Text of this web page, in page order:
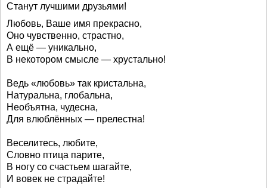
Станут лучшими друзьями!
Любовь, Ваше имя прекрасно,
Оно чувственно, страстно,
А ещё — уникально,
В некотором смысле — хрустально!
Ведь «любовь» так кристальна,
Натуральна, глобальна,
Необъятна, чудесна,
Для влюблённых — прелестна!
Веселитесь, любите,
Словно птица парите,
В ногу со счастьем шагайте,
И вовек не страдайте!